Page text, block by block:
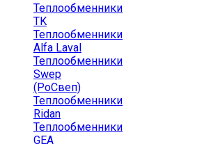
Теплообменники
TK
Теплообменники
Alfa Laval
Теплообменники
Swep
(РоСвеп)
Теплообменники
Ridan
Теплообменники
GEA